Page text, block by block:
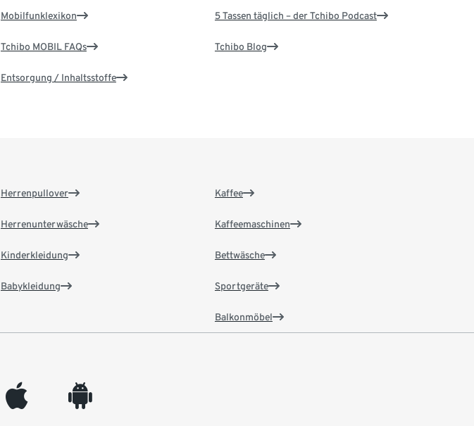
Mobilfunklexikon
Tchibo MOBIL FAQs
Entsorgung / Inhaltsstoffe
5 Tassen täglich – der Tchibo Podcast
Tchibo Blog
Herrenpullover
Herrenunterwäsche
Kinderkleidung
Babykleidung
Kaffee
Kaffeemaschinen
Bettwäsche
Sportgeräte
Balkonmöbel
appleinc android